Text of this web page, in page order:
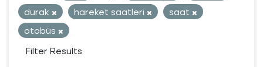
durak
hareket saatleri
saat
otobüs
Filter Results